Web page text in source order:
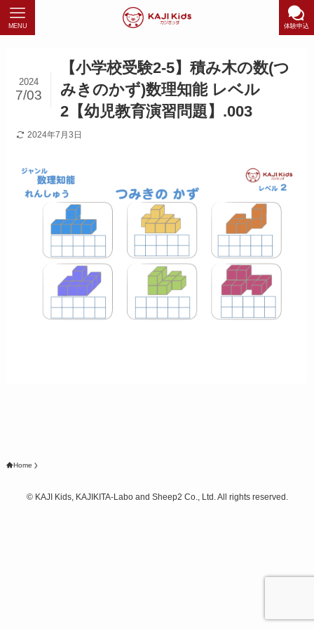
体験申込
MENU
【小学校受験2-5】積み木の数(つ
みきのかず)数理知能 レベル
2【幼児教育演習問題】.003
2024
7/03
2024年7月3日
Home
©KAJI Kids, KAJIKITA-Labo and Sheep2 Co., Ltd. All rights reserved.